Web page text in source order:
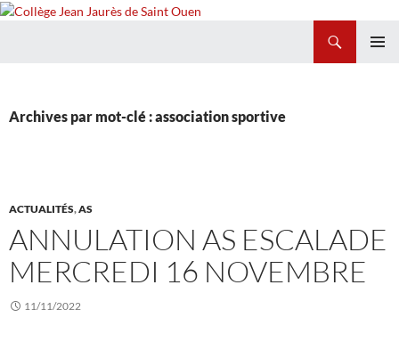
Archives par mot-clé : association sportive
ACTUALITÉS,AS
ANNULATION AS ESCALADE
MERCREDI 16 NOVEMBRE
11/11/2022